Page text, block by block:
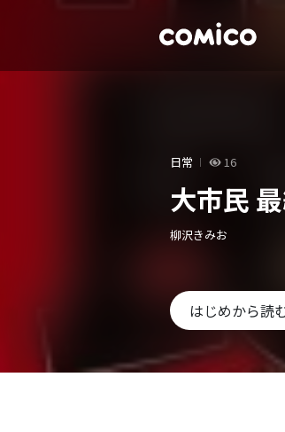
日常 16
大市民
柳沢きみお
はじめから読